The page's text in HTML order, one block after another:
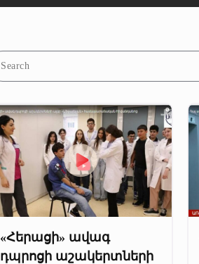
«Հերացի» ավագ
դպրոցի աշակերտների